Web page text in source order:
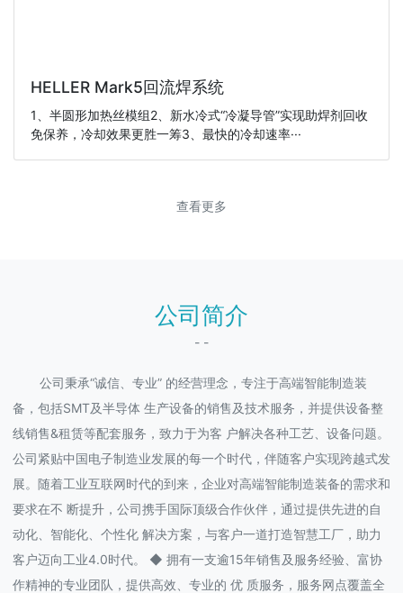
HELLER Mark5回流焊系统
1、半圆形加热丝模组2、新水冷式“冷凝导管”实现助焊剂回收
免保养，冷却效果更胜一筹3、最快的冷却速率···
查看更多
公司简介
- -
公司秉承“诚信、专业” 的经营理念，专注于高端智能制造装
备，包括SMT及半导体 生产设备的销售及技术服务，并提供设备整
线销售&租赁等配套服务，致力于为客 户解决各种工艺、设备问题。
公司紧贴中国电子制造业发展的每一个时代，伴随客户实现跨越式发
展。随着工业互联网时代的到来，企业对高端智能制造装备的需求和
要求在不 断提升，公司携手国际顶级合作伙伴，通过提供先进的自
动化、智能化、个性化 解决方案，与客户一道打造智慧工厂，助力
客户迈向工业4.0时代。 ◆ 拥有一支逾15年销售及服务经验、富协
作精神的专业团队，提供高效、专业的 优 质服务，服务网点覆盖全